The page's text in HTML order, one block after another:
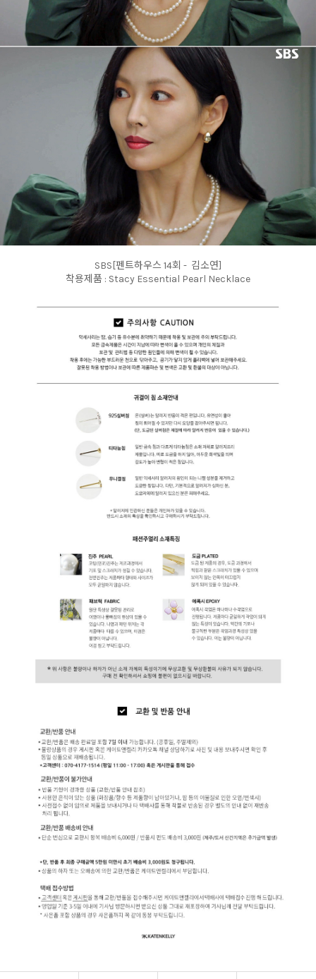
SBS[펜트하우스 14회 - 김소연]
착용제품 : Stacy Essential Pearl Necklace